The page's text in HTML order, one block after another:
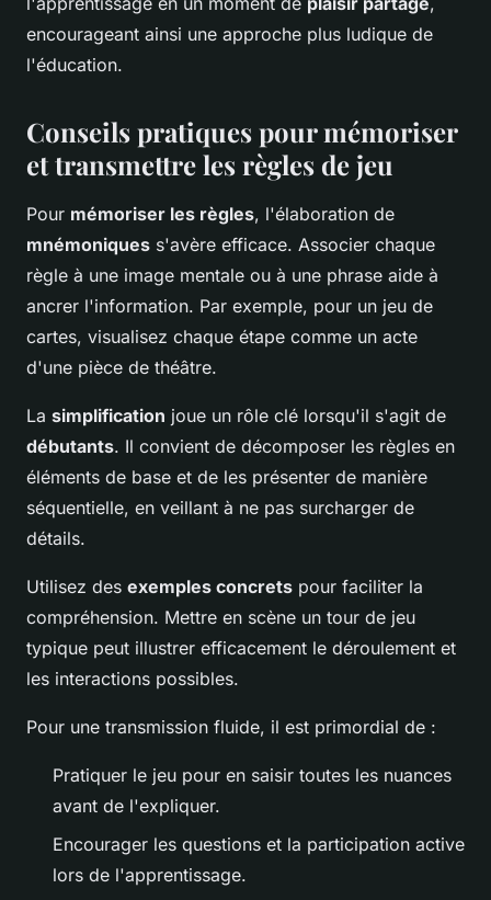
encourageant ainsi une approche plus ludique de
l'éducation.
Conseils pratiques pour mémoriser
et transmettre les règles de jeu
Pour mémoriser les règles, l'élaboration de
mnémoniques s'avère efficace. Associer chaque
règle à une image mentale ou à une phrase aide à
ancrer l'information. Par exemple, pour un jeu de
cartes, visualisez chaque étape comme un acte
d'une pièce de théâtre.
La simplification joue un rôle clé lorsqu'il s'agit de
débutants. Il convient de décomposer les règles en
éléments de base et de les présenter de manière
séquentielle, en veillant à ne pas surcharger de
détails.
Utilisez des exemples concrets pour faciliter la
compréhension. Mettre en scène un tour de jeu
typique peut illustrer efficacement le déroulement et
les interactions possibles.
Pour une transmission fluide, il est primordial de :
Pratiquer le jeu pour en saisir toutes les nuances
avant de l'expliquer.
Encourager les questions et la participation active
lors de l'apprentissage.